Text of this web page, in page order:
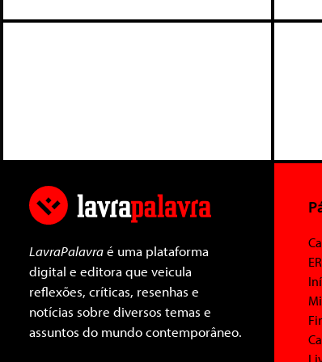
LavraPalavraé uma plataforma
digital e editora que veicula
reflexões, críticas, resenhas e
notícias sobre diversos temas e
assuntos do mundo contemporâneo.